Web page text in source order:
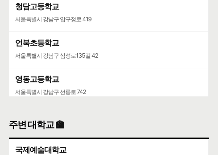
청담고등학교
서울특별시 강남구 압구정로 419
언북초등학교
서울특별시 강남구 삼성로135길 42
영동고등학교
서울특별시 강남구 선릉로 742
서울특별시 강남구 압구정로61길 36
주변 대학교 🏫
국제예술대학교